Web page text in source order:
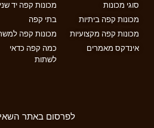
סוגי מכונות
מכונות קפה ביתיות
מכונות קפה מקצועיות
אינדקס מאמרים
מכונות קפה יד
בתי קפה
מכונות קפה
כמה קפה כדאי
לשתות
לפרסום באתר